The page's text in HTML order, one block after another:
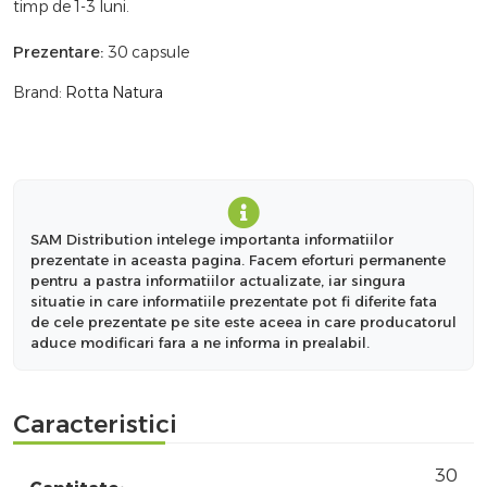
timp de 1-3 luni.
Prezentare: 30 capsule
Brand: Rotta Natura
SAM Distribution intelege importanta informatiilor
prezentate in aceasta pagina. Facem eforturi permanente
pentru a pastra informatiilor actualizate, iar singura
situatie in care informatiile prezentate pot fi diferite fata
de cele prezentate pe site este aceea in care producatorul
aduce modificari fara a ne informa in prealabil.
Caracteristici
30